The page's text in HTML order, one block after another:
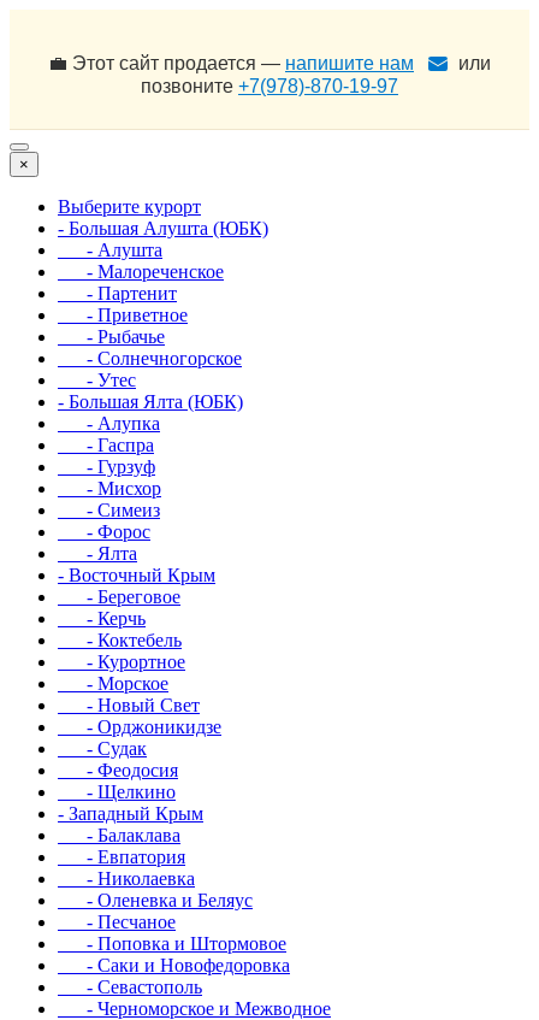
💼 Этот сайт продается — напишите нам
или
позвоните +7(978)-870-19-97
×
Выберите курорт
- Большая Алушта (ЮБК)
- Алушта
- Малореченское
- Партенит
- Приветное
- Рыбачье
- Солнечногорское
- Утес
- Большая Ялта (ЮБК)
- Алупка
- Гаспра
- Гурзуф
- Мисхор
- Симеиз
- Форос
- Ялта
- Восточный Крым
- Береговое
- Керчь
- Коктебель
- Курортное
- Морское
- Новый Свет
- Орджоникидзе
- Судак
- Феодосия
- Щелкино
- Западный Крым
- Балаклава
- Евпатория
- Николаевка
- Оленевка и Беляус
- Песчаное
- Поповка и Штормовое
- Саки и Новофедоровка
- Севастополь
- Черноморское и Межводное